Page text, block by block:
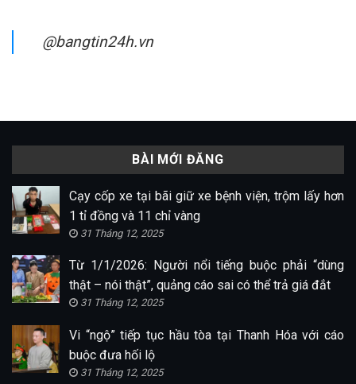
@bangtin24h.vn
BÀI MỚI ĐĂNG
Cạy cốp xe tại bãi giữ xe bệnh viện, trộm lấy hơn
1 tỉ đồng và 11 chỉ vàng
31 Tháng 12, 2025
Từ 1/1/2026: Người nổi tiếng buộc phải “dùng
thật – nói thật”, quảng cáo sai có thể trả giá đắt
31 Tháng 12, 2025
Vi “ngộ” tiếp tục hầu tòa tại Thanh Hóa với cáo
buộc đưa hối lộ
31 Tháng 12, 2025